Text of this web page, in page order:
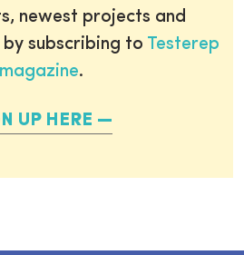
newest projects and
subscribing to Testerep
magazine.
UP HERE